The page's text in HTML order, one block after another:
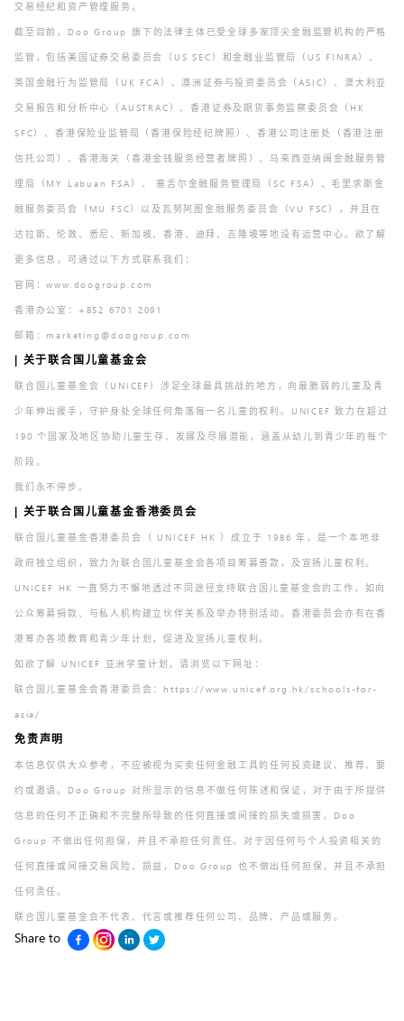
交易经纪和资产管理服务。
截至目前，Doo Group 旗下的法律主体已受全球多家顶尖金融监管机构的严格
监管，包括美国证券交易委员会（US SEC）和金融业监管局（US FINRA）、
英国金融行为监管局（UK FCA）、澳洲证券与投资委员会（ASIC）、澳大利亚
交易报告和分析中心（AUSTRAC）、香港证券及期货事务监察委员会（HK
SFC）、香港保险业监管局（香港保险经纪牌照）、香港公司注册处（香港注册
信托公司）、香港海关（香港金钱服务经营者牌照）、马来西亚纳闽金融服务管
理局（MY Labuan FSA）、 塞舌尔金融服务管理局（SC FSA）、毛里求斯金
融服务委员会（MU FSC）以及瓦努阿图金融服务委员会（VU FSC），并且在
达拉斯、伦敦、悉尼、新加坡、香港、迪拜、吉隆坡等地设有运营中心。欲了解
更多信息，可通过以下方式联系我们：
官网：www.doogroup.com
香港办公室：+852 6701 2091
邮箱：marketing@doogroup.com
| 关于联合国儿童基金会
联合国儿童基金会（UNICEF）涉足全球最具挑战的地方，向最脆弱的儿童及青
少年伸出援手，守护身处全球任何角落每一名儿童的权利。UNICEF 致力在超过
190 个国家及地区协助儿童生存、发展及尽展潜能，涵盖从幼儿到青少年的每个
阶段。
我们永不停步。
| 关于联合国儿童基金香港委员会
联合国儿童基金香港委员会（ UNICEF HK ）成立于 1986 年，是一个本地非
政府独立组织，致力为联合国儿童基金会各项目筹募善款，及宣扬儿童权利。
UNICEF HK 一直努力不懈地透过不同途径支持联合国儿童基金会的工作，如向
公众筹募捐款、与私人机构建立伙伴关系及举办特别活动。香港委员会亦有在香
港筹办各项教育和青少年计划，促进及宣扬儿童权利。
如欲了解 UNICEF 亚洲学童计划，请浏览以下网址：
联合国儿童基金会香港委员会： https://www.unicef.org.hk/schools-for-
asia/
免责声明
本信息仅供大众参考，不应被视为买卖任何金融工具的任何投资建议、推荐、要
约或邀请。Doo Group 对所显示的信息不做任何陈述和保证，对于由于所提供
信息的任何不正确和不完整所导致的任何直接或间接的损失或损害，Doo
Group 不做出任何担保，并且不承担任何责任。对于因任何与个人投资相关的
任何直接或间接交易风险、损益，Doo Group 也不做出任何担保，并且不承担
任何责任。
联合国儿童基金会不代表、代言或推荐任何公司、品牌、产品或服务。
Share to